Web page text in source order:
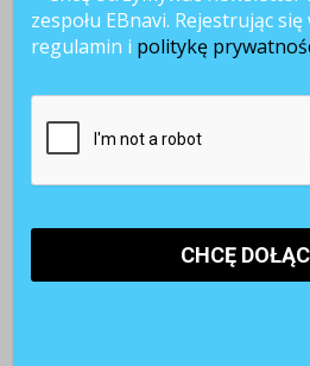
zespołu EBnavi. Rejestrując
regulamin i politykę